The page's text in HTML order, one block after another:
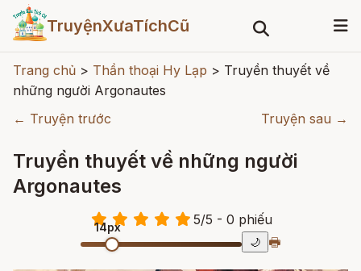
TruyệnXưaTíchCũ
Trang chủ > Thần thoại Hy Lạp > Truyền thuyết về
những người Argonautes
← Truyện trước
Truyện sau →
Truyền thuyết về những người
Argonautes
5/5 - 0 phiếu
14px
🌙 🖶